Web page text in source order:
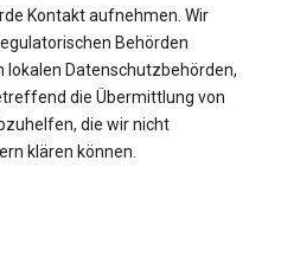
Kontakt aufnehmen. Wir
Behörden
lokalen Datenschutzbehörden,
die Übermittlung von
die wir nicht
klären können.